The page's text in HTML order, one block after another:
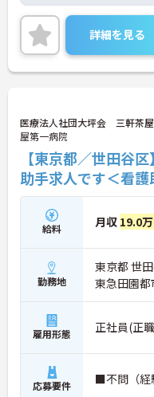
す。介護系の資格や経験
だけます。ご興味のある方
など、さらに詳細をお話
ご相談ください！
詳細を見る
医療法人社団大坪会 三軒茶
屋第一病院
【東京都／世田谷
助手求人です＜看護
給料 月収 19.0
勤務地
東京都 世
東急田園
雇用形態 正社員(正
応募要件 ■不問（経